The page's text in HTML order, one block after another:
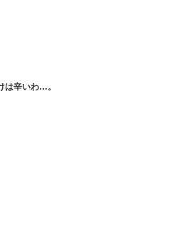
は辛いわ…。